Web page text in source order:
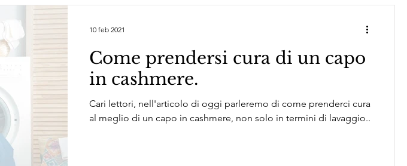
Come prendersi cura di un capo
in cashmere.
Cari lettori, nell'articolo di oggi parleremo di come prenderci cura
al meglio di un capo in cashmere, non solo in termini di lavaggio..
10 feb 2021